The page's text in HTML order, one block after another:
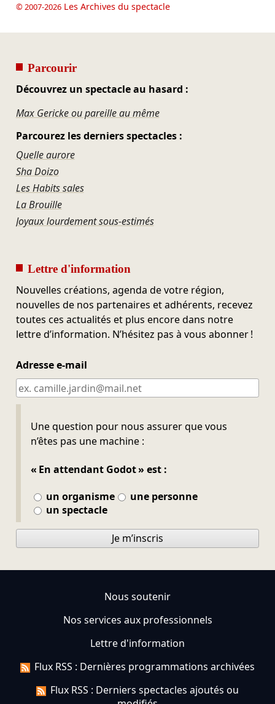
© 2007-2026Les Archives du spectacle
Parcourir
Découvrez un spectacle au hasard :
Max Gericke ou pareille au même
Parcourez les derniers spectacles :
Quelle aurore
Sha Doizo
Les Habits sales
La Brouille
Joyaux lourdement sous-estimés
Lettre d'information
Nouvelles créations, agenda de votre région,
nouvelles de nos partenaires et adhérents, recevez
toutes ces actualités et plus encore dans notre
lettre d’information. N’hésitez pas à vous abonner !
Adresse e-mail
Une question pour nous assurer que vous
n’êtes pas une machine :
« En attendant Godot » est :
un organisme
une personne
un spectacle
Ne pas remplir
Je m’inscris
Nous soutenir
Nos services aux professionnels
Lettre d'information
Flux RSS : Dernières programmations archivées
Flux RSS : Derniers spectacles ajoutés ou